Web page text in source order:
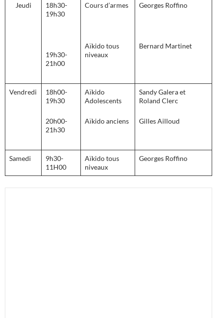
Jeudi
18h30-
19h30
19h30-
21h00
Cours d’armes
Aïkido tous
niveaux
Georges Roffino
Bernard Martinet
Vendredi
18h00-
19h30
20h00-
21h30
Aïkido
Adolescents
Aïkido anciens
Sandy Galera et
Roland Clerc
Gilles Ailloud
Samedi
9h30-
11H00
Aïkido tous
niveaux
Georges Roffino